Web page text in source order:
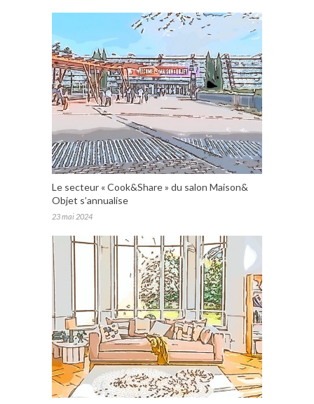
Le secteur « Cook&Share » du salon Maison&
Objet s’annualise
23 mai 2024